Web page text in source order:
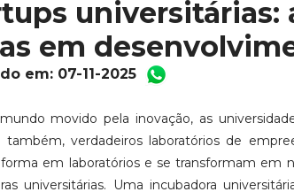
universitárias:
em
em: 07-11-2025
movido pela inovação, as
também, verdadeiros laboratórios de
em laboratórios e se transformam em
universitárias. Uma incubadora